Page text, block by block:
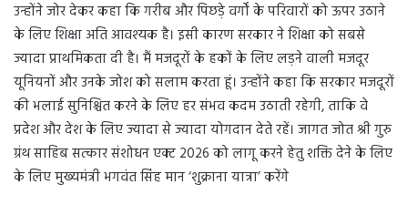
उन्होंने जोर देकर कहा कि गरीब और पिछड़े वर्गों के परिवारों को ऊपर उठाने
के लिए शिक्षा अति आवश्यक है। इसी कारण सरकार ने शिक्षा को सबसे
ज्यादा प्राथमिकता दी है। मैं मजदूरों के हकों के लिए लड़ने वाली मजदूर
यूनियनों और उनके जोश को सलाम करता हूं। उन्होंने कहा कि सरकार मजदूरों
की भलाई सुनिश्चित करने के लिए हर संभव कदम उठाती रहेगी, ताकि वे
प्रदेश और देश के लिए ज्यादा से ज्यादा योगदान देते रहें। जागत जोत श्री गुरु
ग्रंथ साहिब सत्कार संशोधन एक्ट 2026 को लागू करने हेतु शक्ति देने के लिए
के लिए मुख्यमंत्री भगवंत सिंह मान ‘शुक्राना यात्रा’ करेंगे